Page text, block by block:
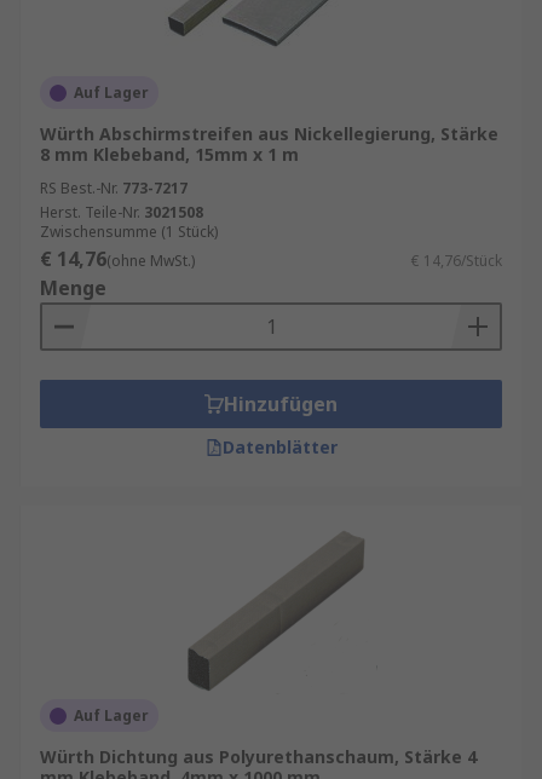
Auf Lager
Würth Abschirmstreifen aus Nickellegierung, Stärke
8 mm Klebeband, 15mm x 1 m
RS Best.-Nr. 773-7217
Herst. Teile-Nr. 3021508
Zwischensumme (1 Stück)
€ 14,76(ohne MwSt.) € 14,76/Stück
Menge
Hinzufügen
Datenblätter
Auf Lager
Würth Dichtung aus Polyurethanschaum, Stärke 4